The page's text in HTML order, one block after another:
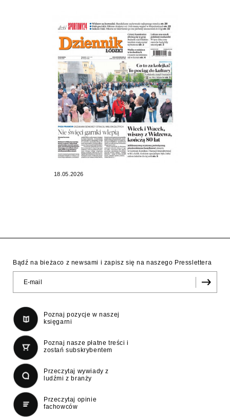
18.05.2026
Bądź na bieżaco z newsami i zapisz się na naszego Presslettera
Poznaj pozycje w naszej
księgarni
Poznaj nasze płatne treści i
zostań subskrybentem
Przeczytaj wywiady z
ludźmi z branży
Przeczytaj opinie
fachowców